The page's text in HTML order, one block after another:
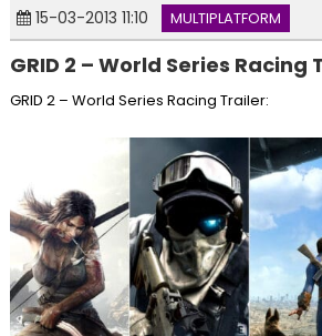
15-03-2013 11:10 MULTIPLATFORM
GRID 2 – World Series Racing
GRID 2 – World Series Racing Trailer: